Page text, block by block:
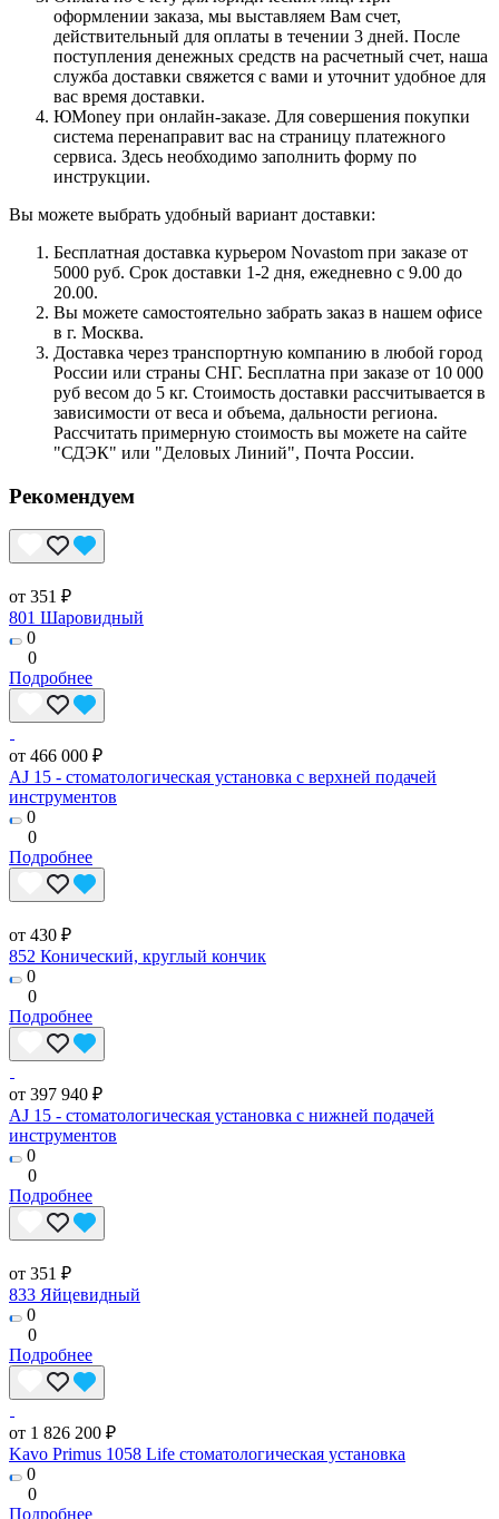
оформлении заказа, мы выставляем Вам счет,
действительный для оплаты в течении 3 дней. После
поступления денежных средств на расчетный счет, наша
служба доставки свяжется с вами и уточнит удобное для
вас время доставки.
ЮMoney при онлайн-заказе. Для совершения покупки
система перенаправит вас на страницу платежного
сервиса. Здесь необходимо заполнить форму по
инструкции.
Вы можете выбрать удобный вариант доставки:
Бесплатная доставка курьером Novastom при заказе от
5000 руб. Срок доставки 1-2 дня, ежедневно с 9.00 до
20.00.
Вы можете самостоятельно забрать заказ в нашем офисе
в г. Москва.
Доставка через транспортную компанию в любой город
России или страны СНГ. Бесплатна при заказе от 10 000
руб весом до 5 кг. Стоимость доставки рассчитывается в
зависимости от веса и объема, дальности региона.
Рассчитать примерную стоимость вы можете на сайте
"СДЭК" или "Деловых Линий", Почта России.
Рекомендуем
от 351 ₽
801 Шаровидный
0
0
Подробнее
от 466 000 ₽
AJ 15 - стоматологическая установка с верхней подачей
инструментов
0
0
Подробнее
от 430 ₽
852 Конический, круглый кончик
0
0
Подробнее
от 397 940 ₽
AJ 15 - стоматологическая установка с нижней подачей
инструментов
0
0
Подробнее
от 351 ₽
833 Яйцевидный
0
0
Подробнее
от 1 826 200 ₽
Kavo Primus 1058 Life стоматологическая установка
0
0
Подробнее